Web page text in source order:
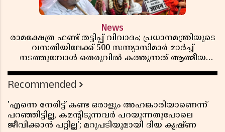
News
രാമക്ഷേത്ര ഫണ്ട് തട്ടിപ്പ് വിവാദം; പ്രധാനമന്ത്രിയുടെ
വസതിയിലേക്ക് 500 സന്ന്യാസിമാർ മാർച്ച്
നടത്തുമ്പോൾ തെരുവിൽ കത്തുന്നത് ആത്മീയ
Recommended
'എന്നെ നേരിട്ട് കണ്ട ഒരാളും അഹങ്കാരിയാണെന്ന്
പറഞ്ഞിട്ടില്ല, കമൻ്റിടുന്നവർ പറയുന്നതുപോലെ
ജീവിക്കാൻ പറ്റില്ല'; മറുപടിയുമായി ദിയ കൃഷ്ണ